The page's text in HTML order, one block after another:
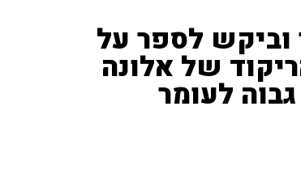
וביקש לספר על
של אלונה
לעומר